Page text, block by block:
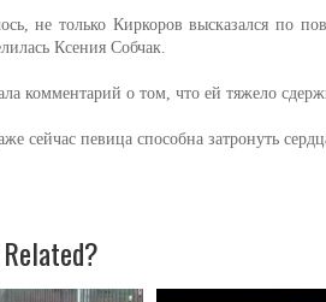
не только Киркоров высказался по
Ксения Собчак.
комментарий о том, что ей тяжело
сейчас певица способна затронуть